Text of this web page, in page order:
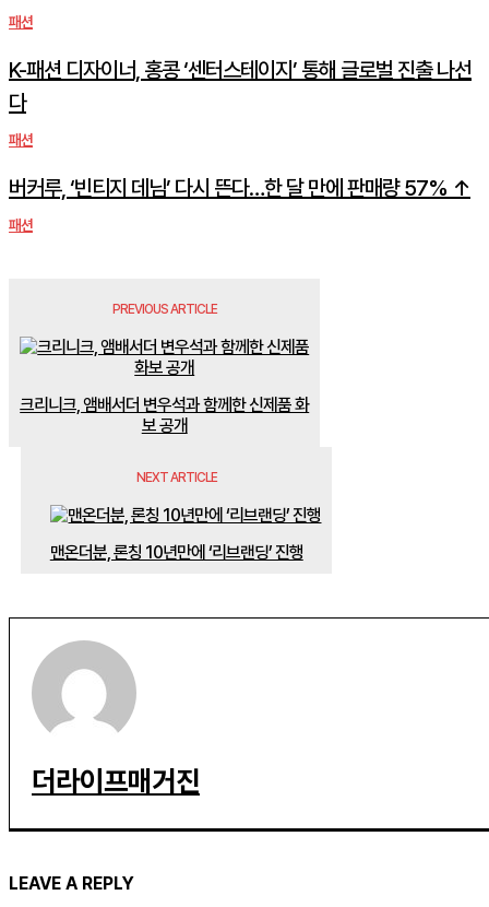
패션
K-패션 디자이너, 홍콩 ‘센터스테이지’ 통해 글로벌 진출 나선
다
패션
버커루, ‘빈티지 데님’ 다시 뜬다…한 달 만에 판매량 57% ↑
패션
PREVIOUS ARTICLE
크리니크, 앰배서더 변우석과 함께한 신제품 화
보 공개
NEXT ARTICLE
맨온더분, 론칭 10년만에 ‘리브랜딩’ 진행
더라이프매거진
LEAVE A REPLY